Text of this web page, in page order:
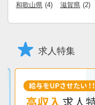
和歌山県 (4) 滋賀県 (2)
求人特集